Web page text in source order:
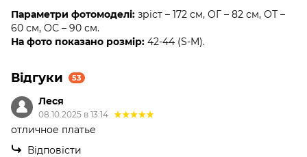
Параметри фотомоделі: зріст – 172 см, ОГ – 82 см, ОТ –
60 см, ОС – 90 см.
На фото показано розмір: 42-44 (S-M).
Відгуки 53
Леся
08.10.2025 в 13:14
отличное платье
Відповісти